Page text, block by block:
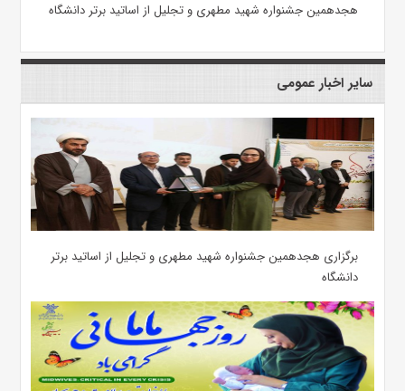
هجدهمین جشنواره شهید مطهری و تجلیل از اساتید برتر دانشگاه
سایر اخبار عمومی
برگزاری هجدهمین جشنواره شهید مطهری و تجلیل از اساتید برتر
دانشگاه